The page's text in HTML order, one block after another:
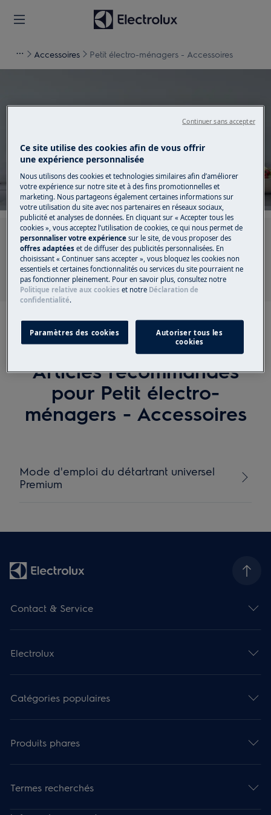
Accessoires Petit électro-ménagers - Accessoires
Soutien pour Petit électro-
ménagers - Accessoires
Recherchez parmi nos articles d'assistance
Articles recommandés
pour Petit électro-
ménagers - Accessoires
Mode d'emploi du détartrant universel
Premium
Contact & Service
Electrolux
Catégories populaires
Produits phares
Termes recherchés
Ce site utilise des cookies afin de vous offrir
une expérience personnalisée
Nous utilisons des cookies et technologies similaires afin d’améliorer
votre expérience sur notre site et à des fins promotionnelles et
marketing. Nous partageons également certaines informations sur
votre utilisation du site avec nos partenaires en réseaux sociaux,
publicité et analyses de données. En cliquant sur « Accepter tous les
cookies », vous acceptez l’utilisation de cookies, ce qui nous permet de
personnaliser votre expériencesur le site, de vous proposer des
offres adaptées et de diffuser des publicités personnalisées. En
choisissant « Continuer sans accepter », vous bloquez les cookies non
essentiels et certaines fonctionnalités ou services du site pourraient ne
pas fonctionner pleinement. Pour en savoir plus, consultez notre
Politique relative aux cookies et notre Déclaration de
confidentialité.
Paramètres des cookies
Autoriser tous les
cookies
Continuer sans accepter